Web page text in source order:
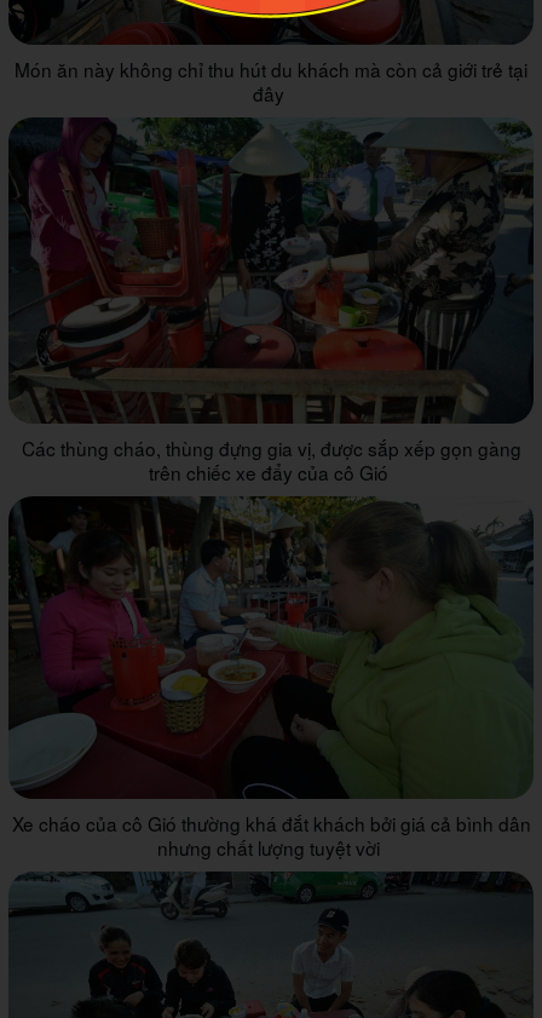
Món ăn này không chỉ thu hút du khách mà còn cả giới trẻ tại
đây
Các thùng cháo, thùng đựng gia vị, được sắp xếp gọn gàng
trên chiếc xe đẩy của cô Gió
Xe cháo của cô Gió thường khá đắt khách bởi giá cả bình dân
nhưng chất lượng tuyệt vời